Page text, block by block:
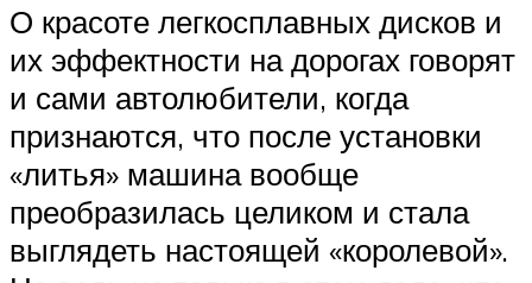
О красоте легкосплавных дисков и
их эффектности на дорогах говорят
и сами автолюбители, когда
признаются, что после установки
«литья» машина вообще
преобразилась целиком и стала
выглядеть настоящей «королевой».